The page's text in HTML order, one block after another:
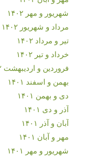
شهریور و مهر ۱۴۰۲
مرداد و شهریور ۱۴۰۲
تیر و مرداد ۱۴۰۲
خرداد و تیر ۱۴۰۲
فروردین و اردیبهشت ۱۴۰۲
بهمن و اسفند ۱۴۰۱
دی و بهمن ۱۴۰۱
آذر و دی ۱۴۰۱
آبان و آذر ۱۴۰۱
مهر و آبان ۱۴۰۱
شهریور و مهر ۱۴۰۱